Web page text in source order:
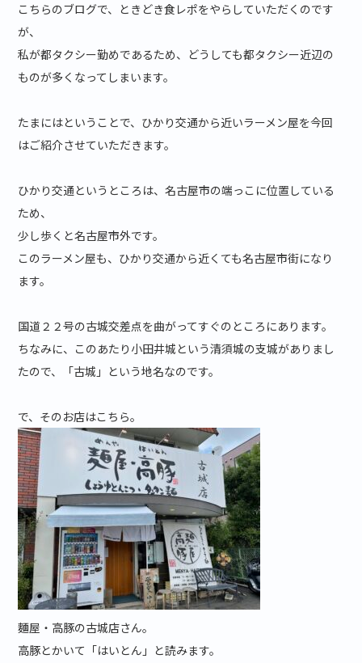
こちらのブログで、ときどき食レポをやらしていただくのです
が、
私が都タクシー勤めであるため、どうしても都タクシー近辺の
ものが多くなってしまいます。
たまにはということで、ひかり交通から近いラーメン屋を今回
はご紹介させていただきます。
ひかり交通というところは、名古屋市の端っこに位置している
ため、
少し歩くと名古屋市外です。
このラーメン屋も、ひかり交通から近くても名古屋市街になり
ます。
国道２２号の古城交差点を曲がってすぐのところにあります。
ちなみに、このあたり小田井城という清須城の支城がありまし
たので、「古城」という地名なのです。
で、そのお店はこちら。
麵屋・高豚の古城店さん。
高豚とかいて「はいとん」と読みます。